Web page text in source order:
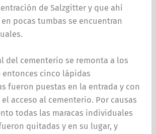
de Salzgitter y que ahí
pocas tumbas se encuentran
del cementerio se remonta a los
entonces cinco lápidas
fueron puestas en la entrada y con
acceso al cementerio. Por causas
todas las maracas individuales
quitadas y en su lugar, y